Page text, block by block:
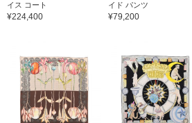
イス コート
¥224,400
イド パンツ
¥79,200